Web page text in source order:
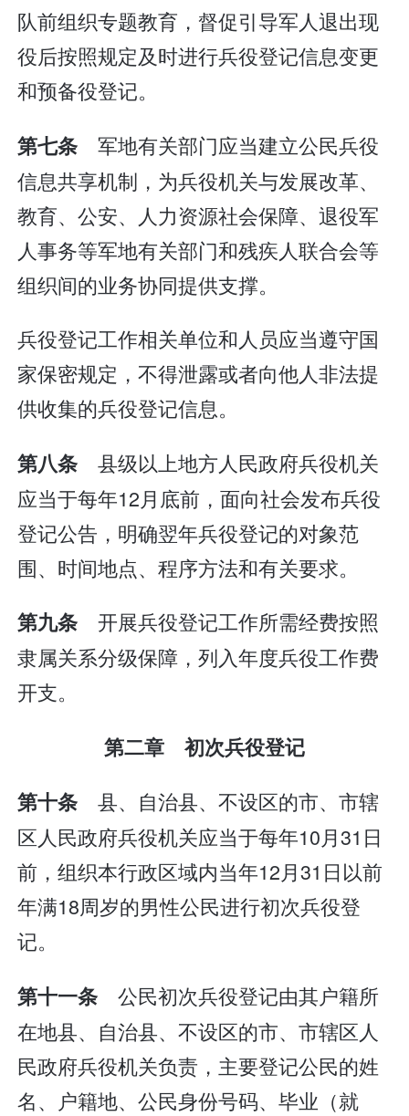
队前组织专题教育，督促引导军人退出现
役后按照规定及时进行兵役登记信息变更
和预备役登记。
第七条军地有关部门应当建立公民兵役
信息共享机制，为兵役机关与发展改革、
教育、公安、人力资源社会保障、退役军
人事务等军地有关部门和残疾人联合会等
组织间的业务协同提供支撑。
兵役登记工作相关单位和人员应当遵守国
家保密规定，不得泄露或者向他人非法提
供收集的兵役登记信息。
第八条县级以上地方人民政府兵役机关
应当于每年12月底前，面向社会发布兵役
登记公告，明确翌年兵役登记的对象范
围、时间地点、程序方法和有关要求。
第九条开展兵役登记工作所需经费按照
隶属关系分级保障，列入年度兵役工作费
开支。
第二章 初次兵役登记
第十条县、自治县、不设区的市、市辖
区人民政府兵役机关应当于每年10月31日
前，组织本行政区域内当年12月31日以前
年满18周岁的男性公民进行初次兵役登
记。
第十一条公民初次兵役登记由其户籍所
在地县、自治县、不设区的市、市辖区人
民政府兵役机关负责，主要登记公民的姓
名、户籍地、公民身份号码、毕业（就